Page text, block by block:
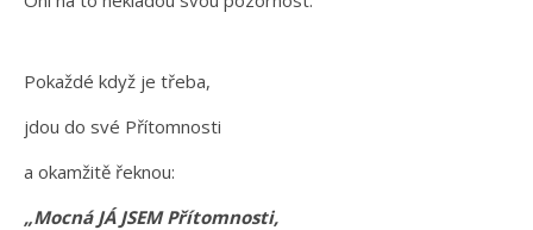
Pokaždé když je třeba,
jdou do své Přítomnosti
a okamžitě řeknou:
„Mocná JÁ JSEM Přítomnosti,